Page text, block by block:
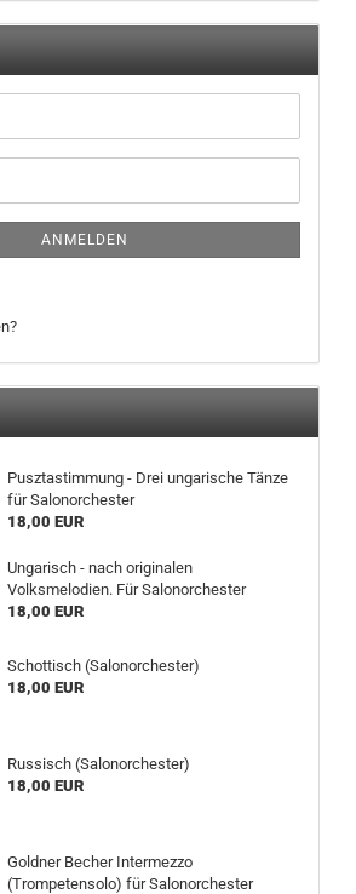
ANMELDEN
Pusztastimmung - Drei ungarische Tänze
für Salonorchester
18,00 EUR
Ungarisch - nach originalen
Volksmelodien. Für Salonorchester
18,00 EUR
Schottisch (Salonorchester)
18,00 EUR
Russisch (Salonorchester)
18,00 EUR
Goldner Becher Intermezzo
(Trompetensolo) für Salonorchester